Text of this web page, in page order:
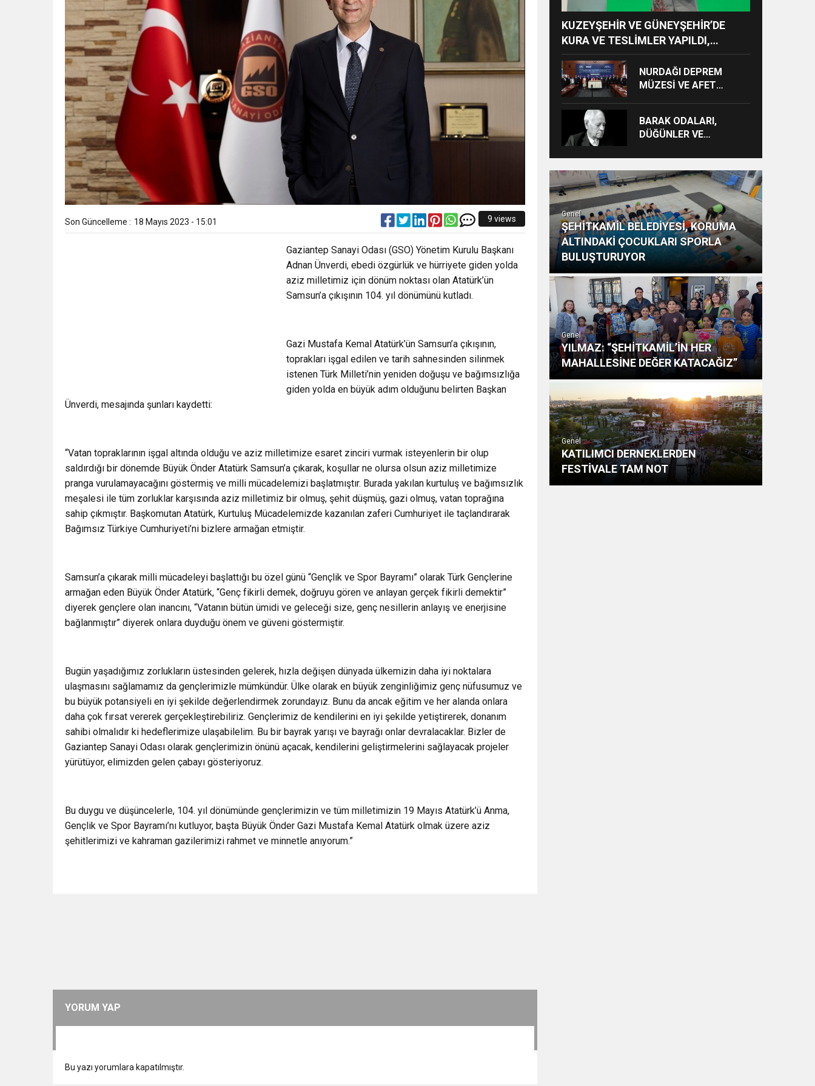
Son Güncelleme : 18 Mayıs 2023 - 15:01 9 views
Gaziantep Sanayi Odası (GSO) Yönetim Kurulu Başkanı
Adnan Ünverdi, ebedi özgürlük ve hürriyete giden yolda
aziz milletimiz için dönüm noktası olan Atatürk’ün
Samsun’a çıkışının 104. yıl dönümünü kutladı.
Gazi Mustafa Kemal Atatürk’ün Samsun’a çıkışının,
toprakları işgal edilen ve tarih sahnesinden silinmek
istenen Türk Milleti’nin yeniden doğuşu ve bağımsızlığa
giden yolda en büyük adım olduğunu belirten Başkan
Ünverdi, mesajında şunları kaydetti:
“Vatan topraklarının işgal altında olduğu ve aziz milletimize esaret zinciri vurmak isteyenlerin bir olup
saldırdığı bir dönemde Büyük Önder Atatürk Samsun’a çıkarak, koşullar ne olursa olsun aziz milletimize
pranga vurulamayacağını göstermiş ve milli mücadelemizi başlatmıştır. Burada yakılan kurtuluş ve bağımsızlık
meşalesi ile tüm zorluklar karşısında aziz milletimiz bir olmuş, şehit düşmüş, gazi olmuş, vatan toprağına
sahip çıkmıştır. Başkomutan Atatürk, Kurtuluş Mücadelemizde kazanılan zaferi Cumhuriyet ile taçlandırarak
Bağımsız Türkiye Cumhuriyeti’ni bizlere armağan etmiştir.
Samsun’a çıkarak milli mücadeleyi başlattığı bu özel günü “Gençlik ve Spor Bayramı” olarak Türk Gençlerine
armağan eden Büyük Önder Atatürk, “Genç fikirli demek, doğruyu gören ve anlayan gerçek fikirli demektir”
diyerek gençlere olan inancını, “Vatanın bütün ümidi ve geleceği size, genç nesillerin anlayış ve enerjisine
bağlanmıştır” diyerek onlara duyduğu önem ve güveni göstermiştir.
Bugün yaşadığımız zorlukların üstesinden gelerek, hızla değişen dünyada ülkemizin daha iyi noktalara
ulaşmasını sağlamamız da gençlerimizle mümkündür. Ülke olarak en büyük zenginliğimiz genç nüfusumuz ve
bu büyük potansiyeli en iyi şekilde değerlendirmek zorundayız. Bunu da ancak eğitim ve her alanda onlara
daha çok fırsat vererek gerçekleştirebiliriz. Gençlerimiz de kendilerini en iyi şekilde yetiştirerek, donanım
sahibi olmalıdır ki hedeflerimize ulaşabilelim. Bu bir bayrak yarışı ve bayrağı onlar devralacaklar. Bizler de
Gaziantep Sanayi Odası olarak gençlerimizin önünü açacak, kendilerini geliştirmelerini sağlayacak projeler
yürütüyor, elimizden gelen çabayı gösteriyoruz.
Bu duygu ve düşüncelerle, 104. yıl dönümünde gençlerimizin ve tüm milletimizin 19 Mayıs Atatürk’ü Anma,
Gençlik ve Spor Bayramı’nı kutluyor, başta Büyük Önder Gazi Mustafa Kemal Atatürk olmak üzere aziz
şehitlerimizi ve kahraman gazilerimizi rahmet ve minnetle anıyorum.”
YORUM YAP
Bu yazı yorumlara kapatılmıştır.
KUZEYŞEHİR VE GÜNEYŞEHİR’DE
KURA VE TESLİMLER YAPILDI,
BAHÇELİEVLER’DE 5 BİN KONUTUN
TEMELİ ATILDI
NURDAĞI DEPREM
MÜZESİ VE AFET
PROTOKOLÜ
İMZALANDI
BARAK ODALARI,
DÜĞÜNLER VE
ALTINA ALINIYOR
Genel
ŞEHİTKAMİL BELEDİYESİ, KORUMA
ALTINDAKİ ÇOCUKLARI SPORLA
BULUŞTURUYOR
Genel
YILMAZ: “ŞEHİTKAMİL’İN HER
MAHALLESİNE DEĞER KATACAĞIZ”
Genel
KATILIMCI DERNEKLERDEN
FESTİVALE TAM NOT